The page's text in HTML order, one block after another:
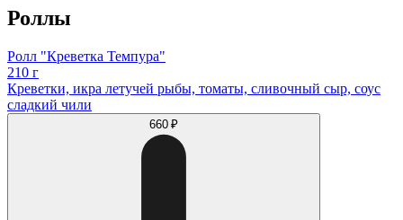
Роллы
Ролл "Креветка Темпура"
210 г
Креветки, икра летучей рыбы, томаты, сливочный сыр, соус
сладкий чили
660 ₽